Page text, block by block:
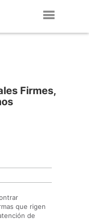
Firmes,
que rigen
de